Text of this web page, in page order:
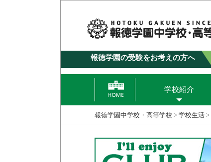
報徳学園の受験をお考えの方へ
学校紹介
報徳学園中学校・高等学校 > 学校生活 >